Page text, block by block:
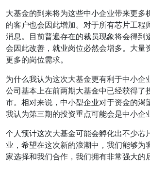
大基金的到来将为这些中小企业带来更多
的客户也会因此增加。对于所有芯片工程
消息。目前普遍存在的裁员现象将会得到
会因此改善，就业岗位必然会增多。大量
更多的岗位需求。
为什么我认为这次大基金更有利于中小企
公司基本上在前两期大基金中已经获得了
市。相对来说，中小型企业对于资金的渴
我认为第三期的投资重点可能会是中小企
个人预计这次大基金可能会孵化出不少芯
业，希望在这次新的浪潮中，我们能够为
家选择和我们合作，我们拥有非常强大的